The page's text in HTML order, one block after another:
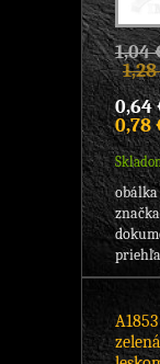
1,04
0,64
0,78
obálka